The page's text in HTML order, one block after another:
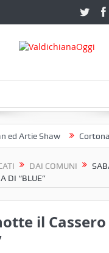
Artie Shaw Cortona e
DAI COMUNI
DI “BLUE”
il